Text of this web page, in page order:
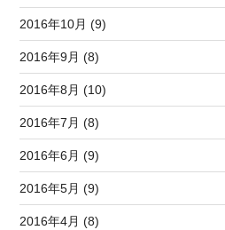
2016年10月 (9)
2016年9月 (8)
2016年8月 (10)
2016年7月 (8)
2016年6月 (9)
2016年5月 (9)
2016年4月 (8)